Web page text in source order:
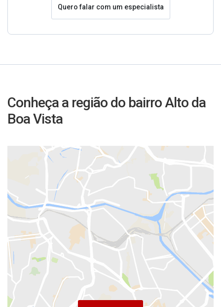
Quero falar com um especialista
Conheça a região do bairro Alto da
Boa Vista